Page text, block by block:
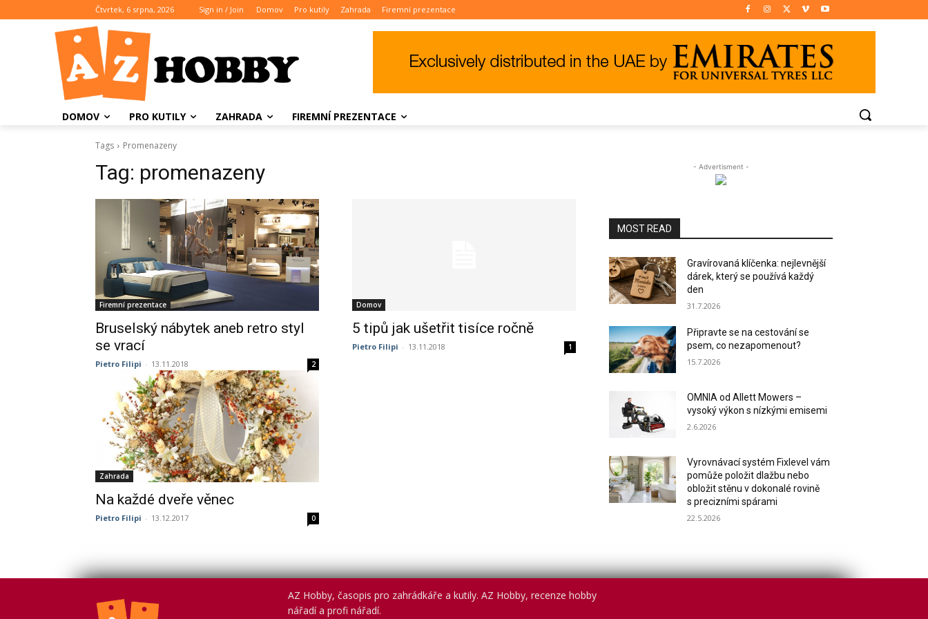
Čtvrtek, 6 srpna, 2026 Sign in / Join Domov Pro kutily Zahrada Firemní prezentace
DOMOV PRO KUTILY ZAHRADA FIREMNÍ PREZENTACE
Tags Promenazeny
Tag: promenazeny
Firemní prezentace
Bruselský nábytek aneb retro styl
se vrací
Pietro Filipi - 13.11.2018 2
Domov
5 tipů jak ušetřit tisíce ročně
Pietro Filipi - 13.11.2018 1
Zahrada
Na každé dveře věnec
Pietro Filipi - 13.12.2017 0
- Advertisment -
MOST READ
Gravírovaná klíčenka: nejlevnější
dárek, který se používá každý
den
31.7.2026
Připravte se na cestování se
psem, co nezapomenout?
15.7.2026
OMNIA od Allett Mowers –
vysoký výkon s nízkými emisemi
2.6.2026
Vyrovnávací systém Fixlevel vám
pomůže položit dlažbu nebo
obložit stěnu v dokonalé rovině
s precizními spárami
22.5.2026
AZ Hobby, časopis pro zahrádkáře a kutily. AZ Hobby, recenze hobby
nářadí a profi nářadí.